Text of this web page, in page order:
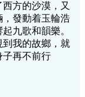
方的沙漠，又
發動着玉輪浩
九歌和韻樂。
我的故鄉，就
子再不前行